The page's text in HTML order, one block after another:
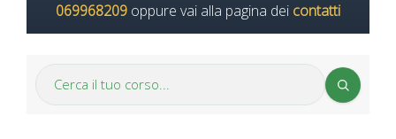
069968209 oppure vai alla pagina dei contatti